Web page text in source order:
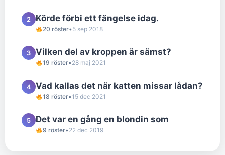
2 Körde förbi ett fängelse idag.
20 röster•5 sep 2018
3 Vilken del av kroppen är sämst?
19 röster•28 maj 2021
4 Vad kallas det när katten missar lådan?
18 röster•15 dec 2021
5 Det var en gång en blondin som
9 röster•22 dec 2019